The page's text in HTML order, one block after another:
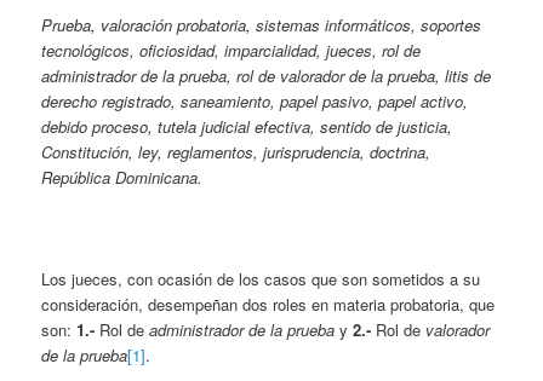
Prueba, valoración probatoria, sistemas informáticos, soportes
tecnológicos, oficiosidad, imparcialidad, jueces, rol de
administrador de la prueba, rol de valorador de la prueba, litis de
derecho registrado, saneamiento, papel pasivo, papel activo,
debido proceso, tutela judicial efectiva, sentido de justicia,
Constitución, ley, reglamentos, jurisprudencia, doctrina,
República Dominicana.
Los jueces, con ocasión de los casos que son sometidos a su
consideración, desempeñan dos roles en materia probatoria, que
son:1.- Rol deadministrador de la prueba y2.- Rol de valorador
de la prueba[1].